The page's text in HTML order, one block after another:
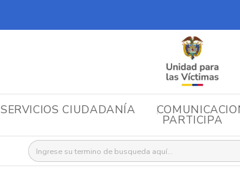
CIUDADANÍA
PARTICIPA
Buscar: